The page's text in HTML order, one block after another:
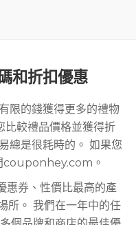
和折扣優惠
限的錢獲得更多的禮物
比較禮品價格並獲得折
總是很耗時的。 如果您
couponhey.com。
券、性價比最高的產
所。 我們在一年中的任